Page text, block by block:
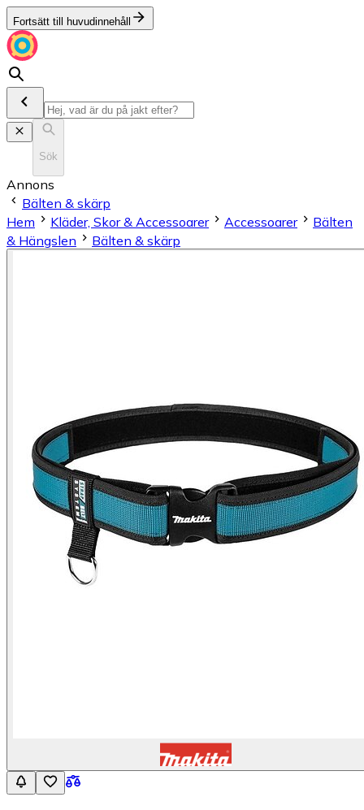
Fortsätt till huvudinnehåll
Sök
Annons
Bälten & skärp
Hem
Kläder, Skor & Accessoarer Accessoarer
Bälten
& Hängslen
Bälten & skärp